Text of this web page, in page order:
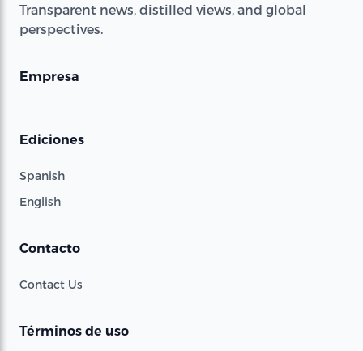
Transparent news, distilled views, and global
perspectives.
Empresa
Ediciones
Spanish
English
Contacto
Contact Us
Términos de uso